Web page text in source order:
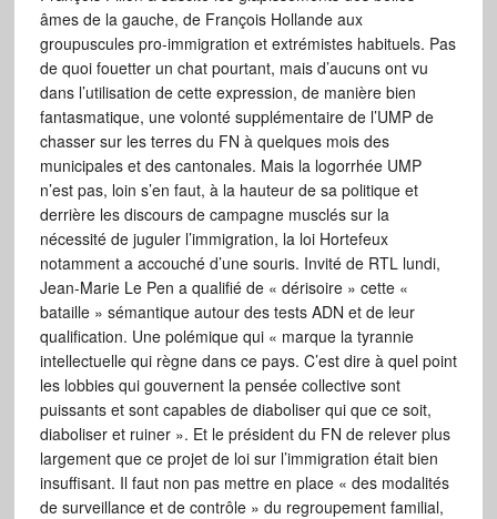
âmes de la gauche, de François Hollande aux
groupuscules pro-immigration et extrémistes habituels. Pas
de quoi fouetter un chat pourtant, mais d’aucuns ont vu
dans l’utilisation de cette expression, de manière bien
fantasmatique, une volonté supplémentaire de l’UMP de
chasser sur les terres du FN à quelques mois des
municipales et des cantonales. Mais la logorrhée UMP
n’est pas, loin s’en faut, à la hauteur de sa politique et
derrière les discours de campagne musclés sur la
nécessité de juguler l’immigration, la loi Hortefeux
notamment a accouché d’une souris. Invité de RTL lundi,
Jean-Marie Le Pen a qualifié de « dérisoire » cette «
bataille » sémantique autour des tests ADN et de leur
qualification. Une polémique qui « marque la tyrannie
intellectuelle qui règne dans ce pays. C’est dire à quel point
les lobbies qui gouvernent la pensée collective sont
puissants et sont capables de diaboliser qui que ce soit,
diaboliser et ruiner ». Et le président du FN de relever plus
largement que ce projet de loi sur l’immigration était bien
insuffisant. Il faut non pas mettre en place « des modalités
de surveillance et de contrôle » du regroupement familial,